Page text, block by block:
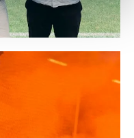
und